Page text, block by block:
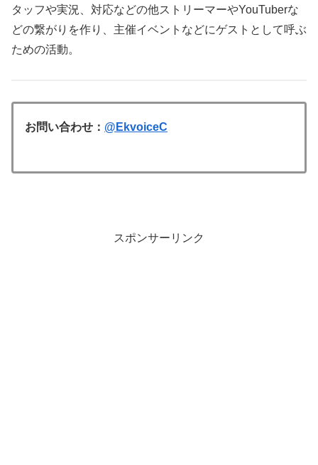
タッフや実況、対応などの他ストリーマーやYouTuberな
どの繋がりを作り、主催イベントなどにゲストとして呼ぶ
ための活動。
お問い合わせ： @EkvoiceC
スポンサーリンク